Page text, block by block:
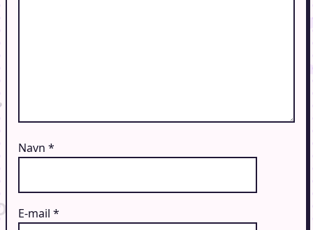
Navn *
E-mail *